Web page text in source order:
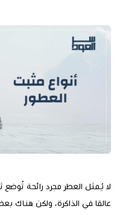
لا يُمثل العطر مجرد رائحة
عالقا في الذاكرة، ولكن هناك